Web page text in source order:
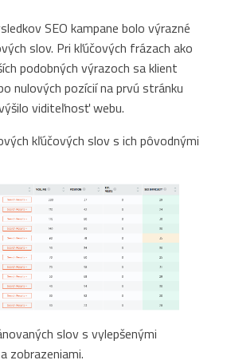
SEO kampane bolo výrazné
slov. Pri kľúčových frázach ako
podobných výrazoch sa klient
nulových pozícií na prvú stránku
viditeľnosť webu.
kľúčových slov s ich pôvodnými
slov s vylepšenými
zobrazeniami.